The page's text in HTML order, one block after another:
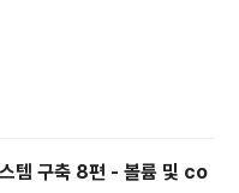
템 구축 8편 - 볼륨 및 co